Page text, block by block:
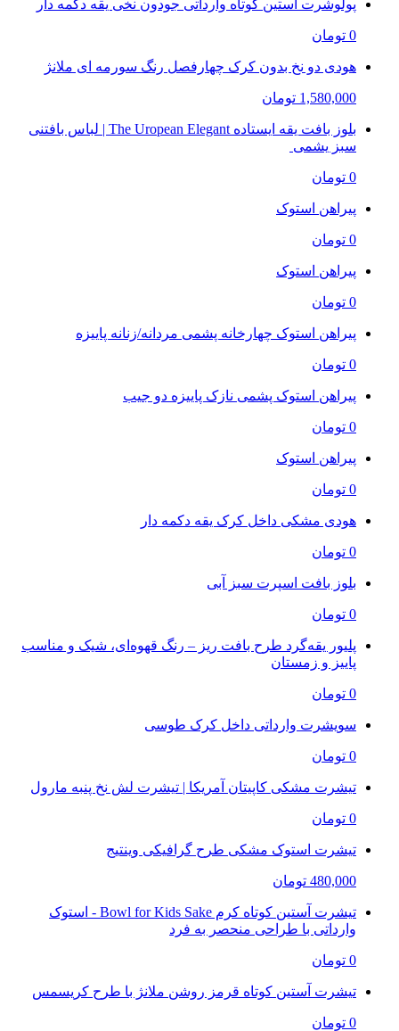
پولوشرت آستین کوتاه وارداتی جودون نخی یقه دکمه دار
0 تومان
هودی دو نخ بدون کرک چهارفصل رنگ سورمه ای ملانژ
1,580,000 تومان
بلوز بافت یقه ایستاده The Uropean Elegant | لباس بافتنی
سبز یشمی
0 تومان
پیراهن استوک
0 تومان
پیراهن استوک
0 تومان
پیراهن استوک چهارخانه پشمی مردانه/زنانه پاییزه
0 تومان
پیراهن استوک پشمی نازک پاییزه دو جیب
0 تومان
پیراهن استوک
0 تومان
هودی مشکی داخل کرک یقه دکمه دار
0 تومان
بلوز بافت اسپرت سبز آبی
0 تومان
پلیور یقه‌گرد طرح بافت ریز – رنگ قهوه‌ای، شیک و مناسب
پاییز و زمستان
0 تومان
سویشرت وارداتی داخل کرک طوسی
0 تومان
تیشرت مشکی کاپیتان آمریکا | تیشرت لش نخ پنبه مارول
0 تومان
تیشرت استوک مشکی طرح گرافیکی وینتیج
480,000 تومان
تیشرت آستین کوتاه کرم Bowl for Kids Sake - استوک
وارداتی با طراحی منحصر به فرد
0 تومان
تیشرت آستین کوتاه قرمز روشن ملانژ با طرح کریسمس
0 تومان